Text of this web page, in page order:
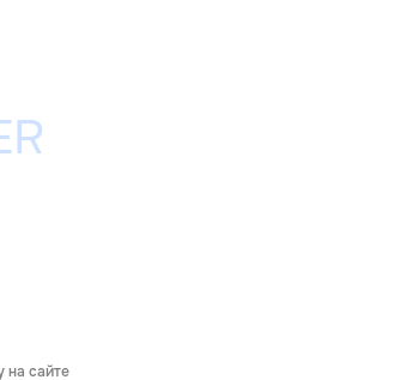
на сайте